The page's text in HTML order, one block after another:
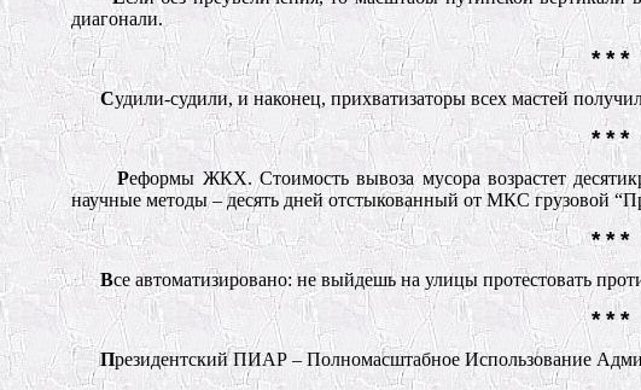
диагонали.
* * *
Судили-судили, и наконец, прихватизаторы всех мастей
* * *
Реформы ЖКХ. Стоимость вывоза мусора возрастет
научные методы – десять дней отстыкованный от МКС грузовой
* * *
Все автоматизировано: не выйдешь на улицы протестовать
* * *
Президентский ПИАР – Полномасштабное Использование